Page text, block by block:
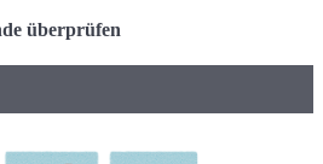
überprüfen